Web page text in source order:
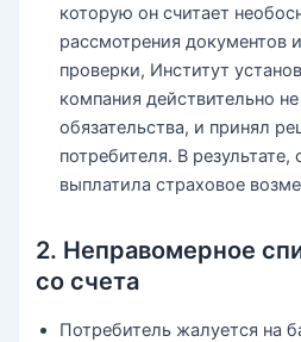
которую он считает
рассмотрения документов
проверки, Институт
компания действительно
обязательства, и принял
потребителя. В
выплатила страховое
2. Неправомерное
со счета
Потребитель жалуется на